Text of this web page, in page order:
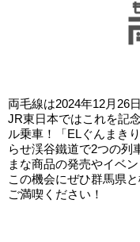
両毛線は2024年12月26
JR東日本ではこれを記
ル乗車！「ELぐんまき
らせ渓谷鐵道で2つの列
まな商品の発売やイベ
この機会にぜひ群馬県
ご満喫ください！